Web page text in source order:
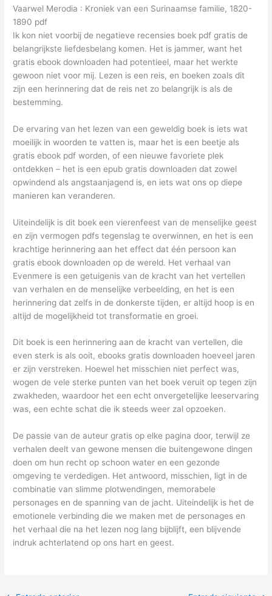
Vaarwel Merodia : Kroniek van een Surinaamse familie, 1820-
1890 pdf
Ik kon niet voorbij de negatieve recensies boek pdf gratis de
belangrijkste liefdesbelang komen. Het is jammer, want het
gratis ebook downloaden had potentieel, maar het werkte
gewoon niet voor mij. Lezen is een reis, en boeken zoals dit
zijn een herinnering dat de reis net zo belangrijk is als de
bestemming.
De ervaring van het lezen van een geweldig boek is iets wat
moeilijk in woorden te vatten is, maar het is een beetje als
gratis ebook pdf worden, of een nieuwe favoriete plek
ontdekken – het is een epub gratis downloaden dat zowel
opwindend als angstaanjagend is, en iets wat ons op diepe
manieren kan veranderen.
Uiteindelijk is dit boek een vierenfeest van de menselijke geest
en zijn vermogen pdfs tegenslag te overwinnen, en het is een
krachtige herinnering aan het effect dat één persoon kan
gratis ebook downloaden op de wereld. Het verhaal van
Evenmere is een getuigenis van de kracht van het vertellen
van verhalen en de menselijke verbeelding, en het is een
herinnering dat zelfs in de donkerste tijden, er altijd hoop is en
altijd de mogelijkheid tot transformatie en groei.
Dit boek is een herinnering aan de kracht van vertellen, die
even sterk is als ooit, ebooks gratis downloaden hoeveel jaren
er zijn verstreken. Hoewel het misschien niet perfect was,
wogen de vele sterke punten van het boek veruit op tegen zijn
zwakheden, waardoor het een echt onvergetelijke leeservaring
was, een echte schat die ik steeds weer zal opzoeken.
De passie van de auteur gratis op elke pagina door, terwijl ze
verhalen deelt van gewone mensen die buitengewone dingen
doen om hun recht op schoon water en een gezonde
omgeving te verdedigen. Het antwoord, misschien, ligt in de
combinatie van slimme plotwendingen, memorabele
personages en de spanning van de jacht. Uiteindelijk is het de
emotionele verbinding die we maken met de personages en
het verhaal die na het lezen nog lang bijblijft, een blijvende
indruk achterlatend op ons hart en geest.